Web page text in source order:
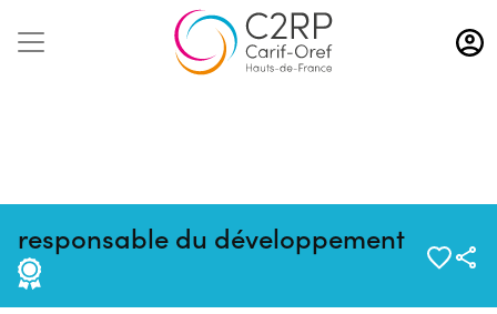
Aller
au
contenu
responsable du développement
Pas de session programmée en